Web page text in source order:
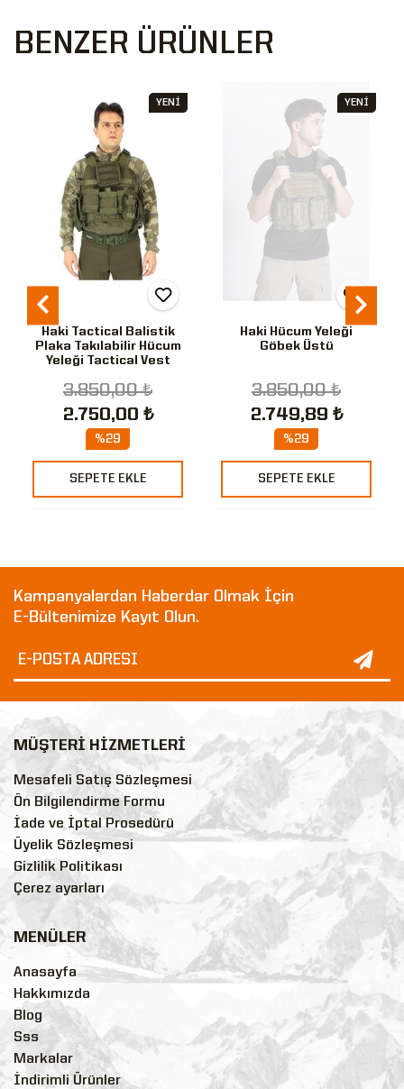
BENZER ÜRÜNLER
Haki Tactical Balistik
Plaka Takılabilir Hücum
Yeleği Tactical Vest
3.850,00 ₺
2.750,00 ₺
%29
SEPETE EKLE
YENİ
Haki Hücum Yeleği
Göbek Üstü
3.850,00 ₺
2.749,89 ₺
%29
SEPETE EKLE
YENİ
Kampanyalardan Haberdar Olmak İçin
E-Bültenimize Kayıt Olun.
MÜŞTERİ HİZMETLERİ
Mesafeli Satış Sözleşmesi
Ön Bilgilendirme Formu
İade ve İptal Prosedürü
Üyelik Sözleşmesi
Gizlilik Politikası
Çerez ayarları
MENÜLER
Anasayfa
Hakkımızda
Blog
Sss
Markalar
İndirimli Ürünler